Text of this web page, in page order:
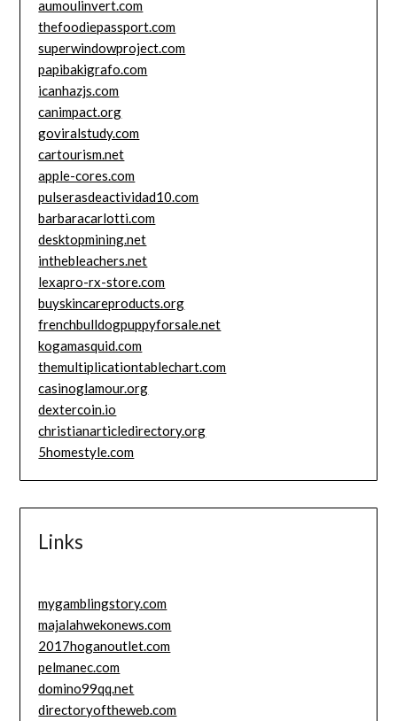
aumoulinvert.com
thefoodiepassport.com
superwindowproject.com
papibakigrafo.com
icanhazjs.com
canimpact.org
goviralstudy.com
cartourism.net
apple-cores.com
pulserasdeactividad10.com
barbaracarlotti.com
desktopmining.net
inthebleachers.net
lexapro-rx-store.com
buyskincareproducts.org
frenchbulldogpuppyforsale.net
kogamasquid.com
themultiplicationtablechart.com
casinoglamour.org
dextercoin.io
christianarticledirectory.org
5homestyle.com
Links
mygamblingstory.com
majalahwekonews.com
2017hoganoutlet.com
pelmanec.com
domino99qq.net
directoryoftheweb.com